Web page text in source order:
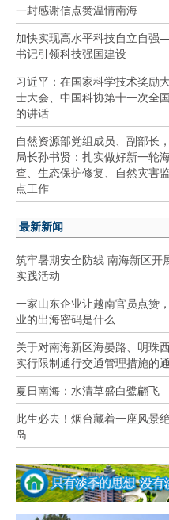
一封感谢信点赞温情南海
加快实现高水平科技自立自
书记引领科技强国建设
习近平：在国家科学技术奖励
士大会、中国科协第十一次全
的讲话
自然资源部党组成员、副部长
局长孙书贤：扎实做好新一轮
查、生态保护修复、自然灾害
点工作
最新新闻
筑牢暑期安全防线 南海新区开
实践活动
一家山东企业让越南官员点赞
业的出海密码是什么
关于对南海新区海晏路、明珠
实行限制通行交通管理措施的
夏日南海：水清草盛白鹭翩飞
此生必去！烟台藏着一座风景
岛